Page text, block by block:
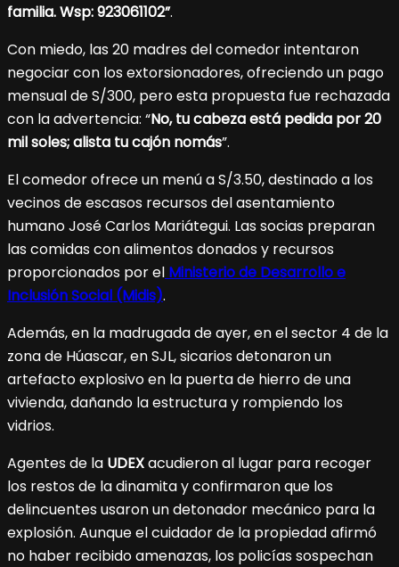
familia. Wsp: 923061102”.
Con miedo, las 20 madres del comedor intentaron
negociar con los extorsionadores, ofreciendo un pago
mensual de S/300, pero esta propuesta fue rechazada
con la advertencia: “No, tu cabeza está pedida por 20
mil soles; alista tu cajón nomás”.
El comedor ofrece un menú a S/3.50, destinado a los
vecinos de escasos recursos del asentamiento
humano José Carlos Mariátegui. Las socias preparan
las comidas con alimentos donados y recursos
proporcionados por el Ministerio de Desarrollo e
Inclusión Social (Midis).
Además, en la madrugada de ayer, en el sector 4 de la
zona de Húascar, en SJL, sicarios detonaron un
artefacto explosivo en la puerta de hierro de una
vivienda, dañando la estructura y rompiendo los
vidrios.
Agentes de la UDEXacudieron al lugar para recoger
los restos de la dinamita y confirmaron que los
delincuentes usaron un detonador mecánico para la
explosión. Aunque el cuidador de la propiedad afirmó
no haber recibido amenazas, los policías sospechan